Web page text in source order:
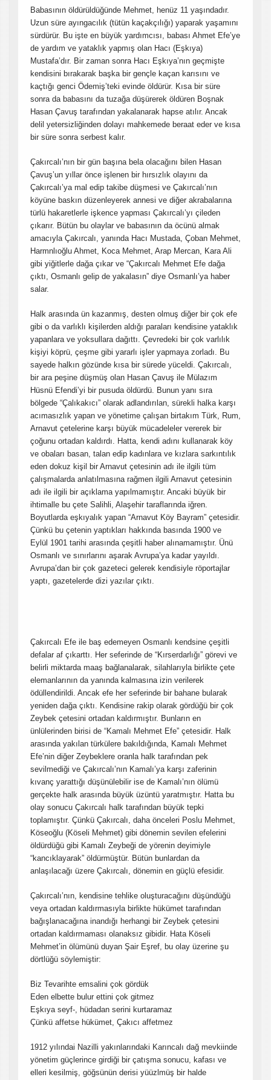
Babasının öldürüldüğünde Mehmet, henüz 11 yaşındadır.
Uzun süre ayıngacılık (tütün kaçakçılığı) yaparak yaşamını
sürdürür. Bu işte en büyük yardımcısı, babası Ahmet Efe’ye
de yardım ve yataklık yapmış olan Hacı (Eşkıya)
Mustafa’dır. Bir zaman sonra Hacı Eşkıya’nın geçmişte
kendisini bırakarak başka bir gençle kaçan karısını ve
kaçtığı genci Ödemiş’teki evinde öldürür. Kısa bir süre
sonra da babasını da tuzağa düşürerek öldüren Boşnak
Hasan Çavuş tarafından yakalanarak hapse atılır. Ancak
delil yetersizliğinden dolayı mahkemede beraat eder ve kısa
bir süre sonra serbest kalır.
Çakırcalı’nın bir gün başına bela olacağını bilen Hasan
Çavuş’un yıllar önce işlenen bir hırsızlık olayını da
Çakırcalı’ya mal edip takibe düşmesi ve Çakırcalı’nın
köyüne baskın düzenleyerek annesi ve diğer akrabalarına
türlü hakaretlerle işkence yapması Çakırcalı’yı çileden
çıkarır. Bütün bu olaylar ve babasının da öcünü almak
amacıyla Çakırcalı, yanında Hacı Mustada, Çoban Mehmet,
Harmnlıoğlu Ahmet, Koca Mehmet, Arap Mercan, Kara Ali
gibi yiğitlerle dağa çıkar ve “Çakırcalı Mehmet Efe dağa
çıktı, Osmanlı gelip de yakalasın” diye Osmanlı’ya haber
salar.
Halk arasında ün kazanmış, desten olmuş diğer bir çok efe
gibi o da varlıklı kişilerden aldığı paraları kendisine yataklık
yapanlara ve yoksullara dağıttı. Çevredeki bir çok varlılık
kişiyi köprü, çeşme gibi yararlı işler yapmaya zorladı. Bu
sayede halkın gözünde kısa bir sürede yüceldi. Çakırcalı,
bir ara peşine düşmüş olan Hasan Çavuş ile Mülazım
Hüsnü Efendi’yi bir pusuda öldürdü. Bunun yanı sıra
bölgede “Çalıkakıcı” olarak adlandırılan, sürekli halka karşı
acımasızlık yapan ve yönetime çalışan birtakım Türk, Rum,
Arnavut çetelerine karşı büyük mücadeleler vererek bir
çoğunu ortadan kaldırdı. Hatta, kendi adını kullanarak köy
ve obaları basan, talan edip kadınlara ve kızlara sarkıntılık
eden dokuz kişil bir Arnavut çetesinin adı ile ilgili tüm
çalışmalarda anlatılmasına rağmen ilgili Arnavut çetesinin
adı ile ilgili bir açıklama yapılmamıştır. Ancaki büyük bir
ihtimalle bu çete Salihli, Alaşehir taraflarında iğren.
Boyutlarda eşkıyalık yapan “Arnavut Köy Bayram” çetesidir.
Çünkü bu çetenin yaptıkları hakkında basında 1900 ve
Eylül 1901 tarihi arasında çeşitli haber alınamamıştır. Ünü
Osmanlı ve sınırlarını aşarak Avrupa’ya kadar yayıldı.
Avrupa’dan bir çok gazeteci gelerek kendisiyle röportajlar
yaptı, gazetelerde dizi yazılar çıktı.
Çakırcalı Efe ile baş edemeyen Osmanlı kendsine çeşitli
defalar af çıkarttı. Her seferinde de “Kırserdarlığı” görevi ve
belirli miktarda maaş bağlanalarak, silahlarıyla birlikte çete
elemanlarının da yanında kalmasına izin verilerek
ödüllendirildi. Ancak efe her seferinde bir bahane bularak
yeniden dağa çıktı. Kendisine rakip olarak gördüğü bir çok
Zeybek çetesini ortadan kaldırmıştır. Bunların en
ünlülerinden birisi de “Kamalı Mehmet Efe” çetesidir. Halk
arasında yakılan türkülere bakıldığında, Kamalı Mehmet
Efe’nin diğer Zeybeklere oranla halk tarafından pek
sevilmediği ve Çakırcalı’nın Kamalı’ya karşı zaferinin
kıvanç yarattığı düşünülebilir ise de Kamalı’nın ölümü
gerçekte halk arasında büyük üzüntü yaratmıştır. Hatta bu
olay sonucu Çakırcalı halk tarafından büyük tepki
toplamıştır. Çünkü Çakırcalı, daha önceleri Poslu Mehmet,
Köseoğlu (Köseli Mehmet) gibi dönemin sevilen efelerini
öldürdüğü gibi Kamalı Zeybeği de yörenin deyimiyle
“kancıklayarak” öldürmüştür. Bütün bunlardan da
anlaşılacağı üzere Çakırcalı, dönemin en güçlü efesidir.
Çakırcalı’nın, kendisine tehlike oluşturacağını düşündüğü
veya ortadan kaldırmasıyla birlikte hükümet tarafından
bağışlanacağına inandığı herhangi bir Zeybek çetesini
ortadan kaldırmaması olanaksız gibidir. Hata Köseli
Mehmet’in ölümünü duyan Şair Eşref, bu olay üzerine şu
dörtlüğü söylemiştir:
Biz Tevarihte emsalini çok gördük
Eden elbette bulur ettini çok gitmez
Eşkıya seyf-, hüdadan serini kurtaramaz
Çünkü affetse hükümet, Çakıcı affetmez
1912 yılındai Nazilli yakınlarındaki Karıncalı dağ mevkiinde
yönetim güçlerince girdiği bir çatışma sonucu, kafası ve
elleri kesilmiş, göğsünün derisi yüüzlmüş bir halde